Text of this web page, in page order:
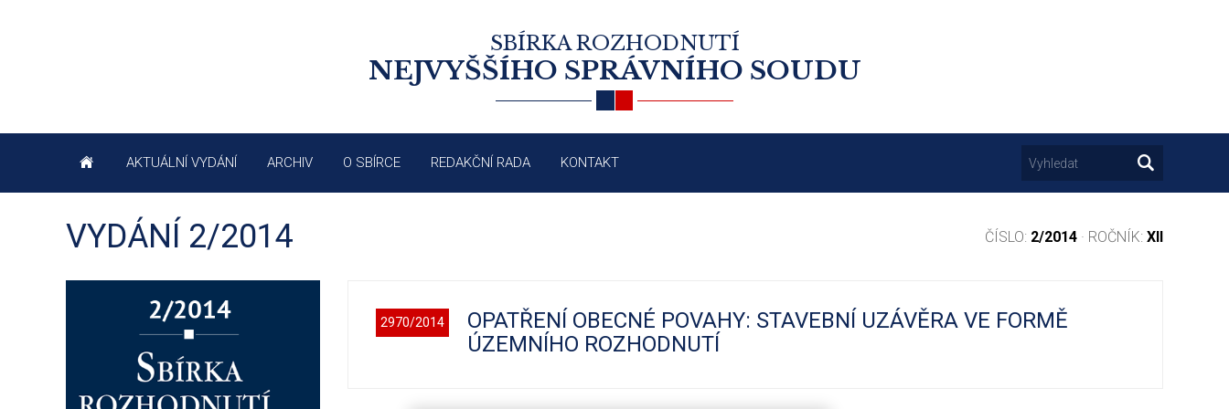
SBÍRKA ROZHODNUTÍ
NEJVYŠŠÍHO SPRÁVNÍHO SOUDU
AKTUÁLNÍ VYDÁNÍ ARCHIV O SBÍRCE REDAKČNÍ RADA KONTAKT
VYDÁNÍ 2/2014 ČÍSLO: 2/2014 · ROČNÍK: XII
2970/2014
OPATŘENÍ OBECNÉ POVAHY: STAVEBNÍ UZÁVĚRA VE FORMĚ
ÚZEMNÍHO ROZHODNUTÍ